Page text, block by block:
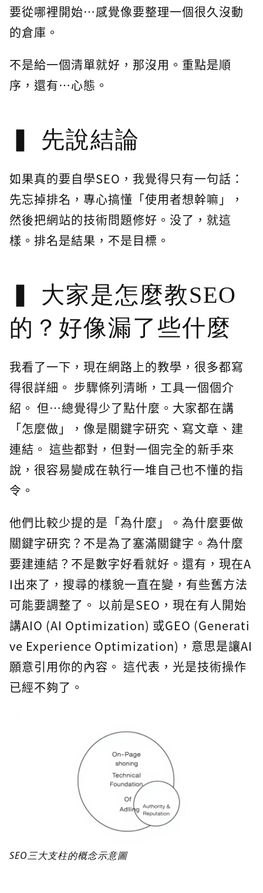
要從哪裡開始…感覺像要整理一個很久沒動
的倉庫。
不是給一個清單就好，那沒用。重點是順
序，還有…心態。
先說結論
如果真的要自學SEO，我覺得只有一句話：
先忘掉排名，專心搞懂「使用者想幹嘛」，
然後把網站的技術問題修好。没了，就這
樣。排名是結果，不是目標。
大家是怎麼教SEO
的？好像漏了些什麼
我看了一下，現在網路上的教學，很多都寫
得很詳細。 步驟條列清晰，工具一個個介
紹。 但…總覺得少了點什麼。大家都在講
「怎麼做」，像是關鍵字研究、寫文章、建
連結。 這些都對，但對一個完全的新手來
說，很容易變成在執行一堆自己也不懂的指
令。
他們比較少提的是「為什麼」。為什麼要做
關鍵字研究？不是為了塞滿關鍵字。為什麼
要建連結？不是數字好看就好。還有，現在A
I出來了，搜尋的樣貌一直在變，有些舊方法
可能要調整了。 以前是SEO，現在有人開始
講AIO (AI Optimization) 或GEO (Generati
ve Experience Optimization)，意思是讓AI
願意引用你的內容。 這代表，光是技術操作
已經不夠了。
SEO三大支柱的概念示意圖